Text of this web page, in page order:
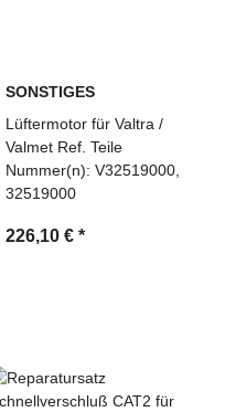
SONSTIGES
Lüftermotor für Valtra /
Valmet Ref. Teile
Nummer(n): V32519000,
32519000
226,10 € *